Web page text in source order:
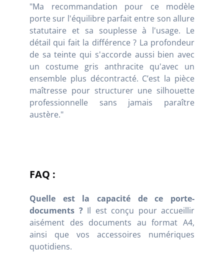
"Ma recommandation pour ce modèle
porte sur l'équilibre parfait entre son allure
statutaire et sa souplesse à l'usage. Le
détail qui fait la différence ? La profondeur
de sa teinte qui s'accorde aussi bien avec
un costume gris anthracite qu'avec un
ensemble plus décontracté. C’est la pièce
maîtresse pour structurer une silhouette
professionnelle sans jamais paraître
austère."
FAQ :
Quelle est la capacité de ce porte-
documents ?Il est conçu pour accueillir
aisément des documents au format A4,
ainsi que vos accessoires numériques
quotidiens.